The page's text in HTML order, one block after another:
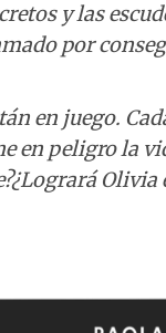
y las
por
en juego.
en peligro la